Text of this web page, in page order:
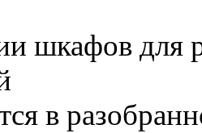
шкафов для
в